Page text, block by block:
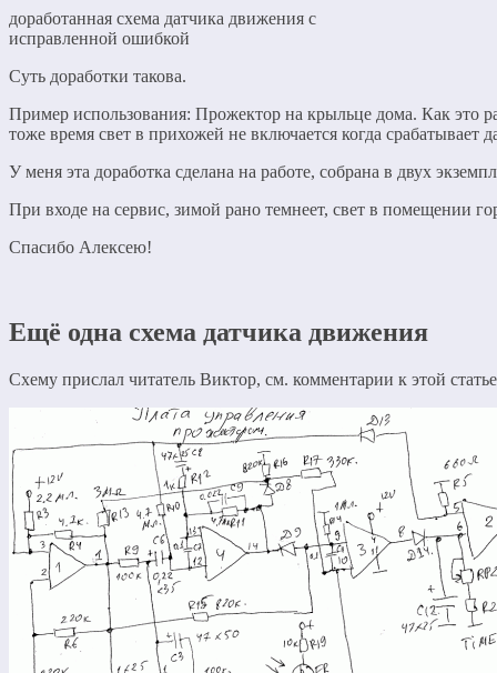
доработанная схема датчика движения с
исправленной ошибкой
Суть доработки такова.
Пример использования: Прожектор на крыльце дома. Как это
тоже время свет в прихожей не включается когда срабатывает
У меня эта доработка сделана на работе, собрана в двух
При входе на сервис, зимой рано темнеет, свет в помещении
Спасибо Алексею!
Ещё одна схема датчика движения
Схему прислал читатель Виктор, см. комментарии к этой